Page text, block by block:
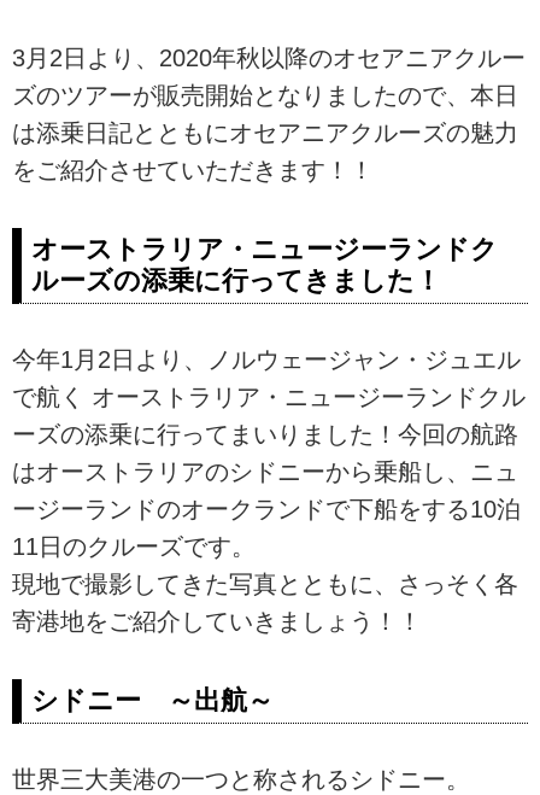
3月2日より、2020年秋以降のオセアニアクルー
ズのツアーが販売開始となりましたので、本日
は添乗日記とともにオセアニアクルーズの魅力
をご紹介させていただきます！！
オーストラリア・ニュージーランドク
ルーズの添乗に行ってきました！
今年1月2日より、ノルウェージャン・ジュエル
で航く オーストラリア・ニュージーランドクル
ーズの添乗に行ってまいりました！今回の航路
はオーストラリアのシドニーから乗船し、ニュ
ージーランドのオークランドで下船をする10泊
11日のクルーズです。
現地で撮影してきた写真とともに、さっそく各
寄港地をご紹介していきましょう！！
シドニー ～出航～
世界三大美港の一つと称されるシドニー。